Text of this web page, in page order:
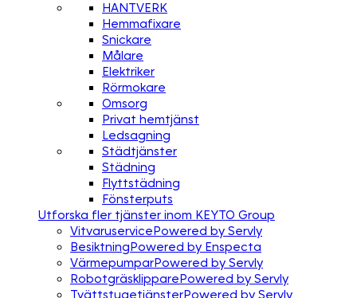
HANTVERK
Hemmafixare
Snickare
Målare
Elektriker
Rörmokare
Omsorg
Privat hemtjänst
Ledsagning
Städtjänster
Städning
Flyttstädning
Fönsterputs
Utforska fler tjänster inom KEYTO Group
VitvaruservicePowered by Servly
BesiktningPowered by Enspecta
VärmepumparPowered by Servly
RobotgräsklipparePowered by Servly
TvättstugetjänsterPowered by Servly